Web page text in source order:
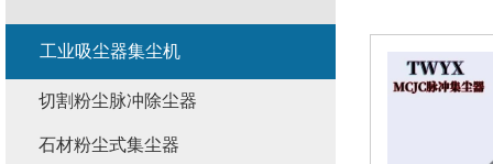
工业吸尘器集尘机
切割粉尘脉冲除尘器
石材粉尘式集尘器